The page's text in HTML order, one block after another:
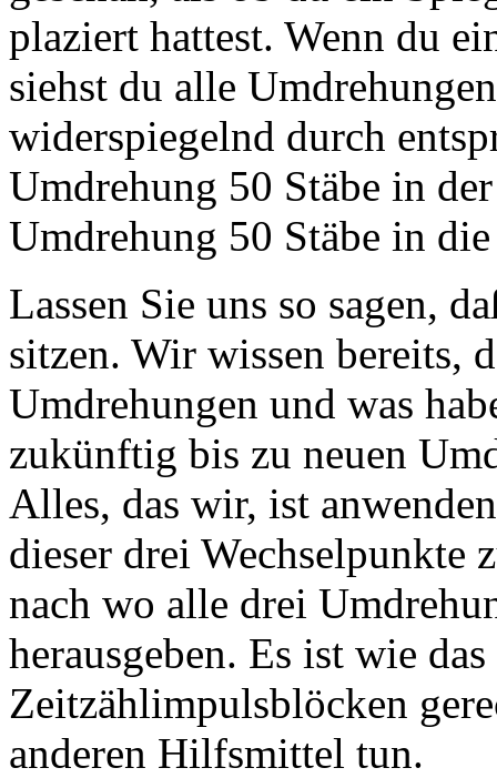
plaziert hattest. Wenn du
siehst du alle
widerspiegelnd durch
Umdrehung 50 Stäbe in
Umdrehung 50 Stäbe in
Lassen Sie uns so sagen,
sitzen. Wir wissen bereits,
Umdrehungen und was
zukünftig bis zu neuen
Alles, das wir, ist
dieser drei Wechselpunkte
nach wo alle drei
herausgeben. Es ist wie
Zeitzählimpulsblöcken
anderen Hilfsmittel tun.